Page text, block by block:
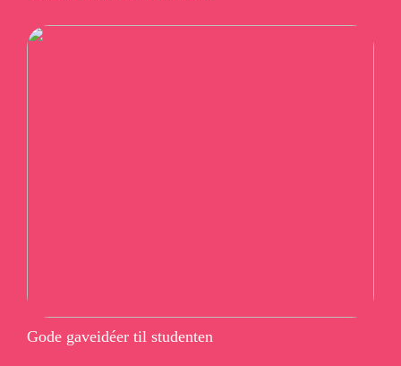
Gode gaveidéer til studenten